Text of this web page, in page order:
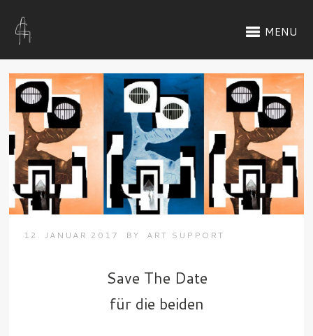
MENU
12. JANUAR 2017 BY ART SUPPORT
Save The Date
für die beiden